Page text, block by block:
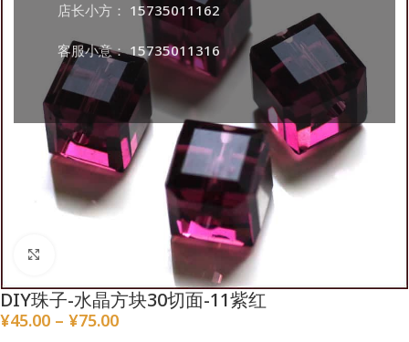
店长小方： 15735011162
客服小意：15735011316
DIY珠子-水晶方块30切面-11紫红
¥45.00 – ¥75.00